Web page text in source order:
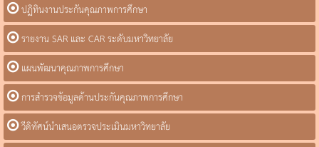
ปฏิทินงานประกันคุณภาพการศึกษา
รายงาน SAR และ CAR ระดับมหาวิทยาลัย
แผนพัฒนาคุณภาพการศึกษา
การสำรวจข้อมูลด้านประกันคุณภาพการศึกษา
วีดิทัศน์นำเสนอตรวจประเมินมหาวิทยาลัย